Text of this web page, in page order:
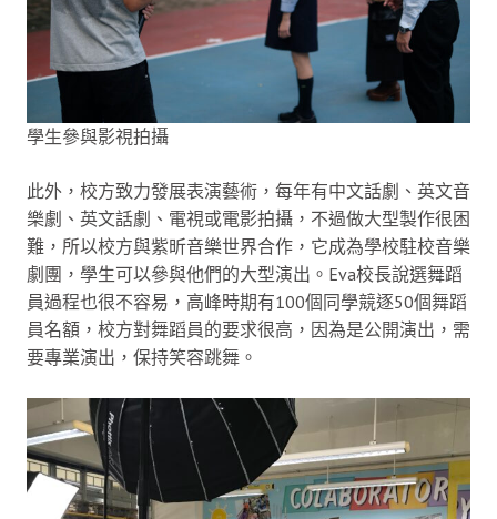
學生參與影視拍攝
此外，校方致力發展表演藝術，每年有中文話劇、英文音
樂劇、英文話劇、電視或電影拍攝，不過做大型製作很困
難，所以校方與紫昕音樂世界合作，它成為學校駐校音樂
劇團，學生可以參與他們的大型演出。Eva校長說選舞蹈
員過程也很不容易，高峰時期有100個同學競逐50個舞蹈
員名額，校方對舞蹈員的要求很高，因為是公開演出，需
要專業演出，保持笑容跳舞。